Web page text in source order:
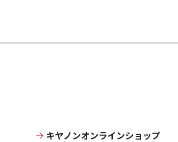
キヤノンオンラインショップ